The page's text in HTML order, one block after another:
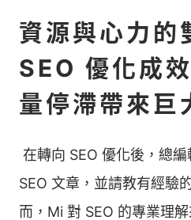
資源與心力的
SEO 優化成
量停滯帶來巨
在轉向 SEO 優化後，總
SEO 文章，並請教有經驗
而，Mi 對 SEO 的專業理